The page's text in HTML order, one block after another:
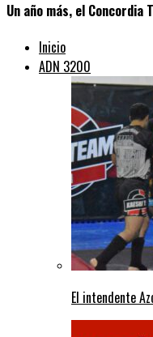
Un año más, el
Inicio
ADN 3200
El intendente